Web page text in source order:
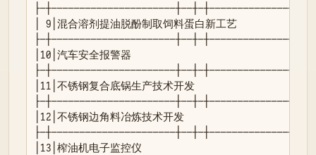
├─┼──────────────────────┼──┼─┼───────────────┼──┤
│ 9│混合溶剂提油脱酚制取饲料蛋白新工艺
├─┼──────────────────────┼──┼─┼───────────────┼──┤
│10│汽车安全报警器                              │ 省 │
├─┼──────────────────────┼──┼─┼───────────────┼──┤
│11│不锈钢复合底锅生产技术开发                  │
├─┼──────────────────────┼──┼─┼───────────────┼──┤
│12│不锈钢边角料冶炼技术开发                    │
├─┼──────────────────────┼──┼─┼───────────────┼──┤
│13│榨油机电子监控仪                            │